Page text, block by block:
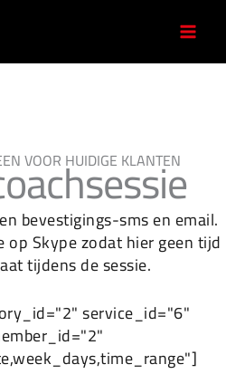
VOOR HUIDIGE KLANTEN
bevestigings-sms en email.
op Skype zodat hier geen tijd
tijdens de sessie.
service_id="6"